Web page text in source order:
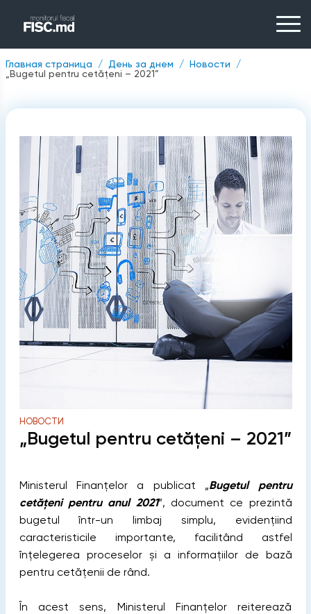
Главная страница День за днем
Новости
„Bugetul pentru cetățeni – 2021”
НОВОСТИ
„Bugetul pentru cetățeni – 2021”
Ministerul Finanțelor a publicat „Bugetul pentru
cetățeni pentru anul 2021”, document ce prezintă
bugetul într-un limbaj simplu, evidențiind
caracteristicile importante, facilitând astfel
înțelegerea proceselor și a informațiilor de bază
pentru cetățenii de rând.
În acest sens, Ministerul Finanțelor reiterează